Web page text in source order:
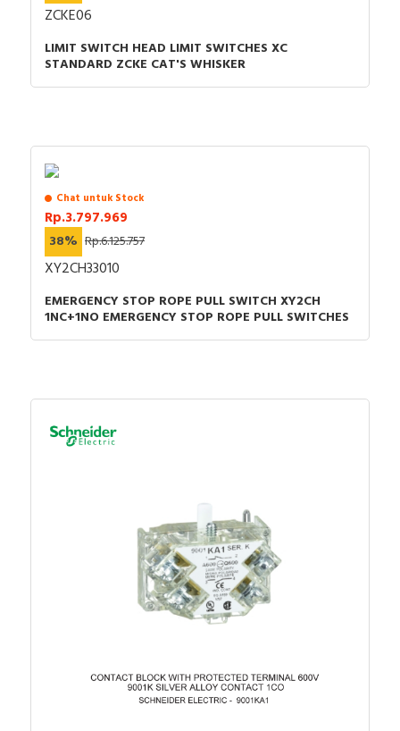
ZCKE06
LIMIT SWITCH HEAD LIMIT SWITCHES XC
STANDARD ZCKE CAT'S WHISKER
Chat untuk Stock
Rp.3.797.969
38% Rp.6.125.757
XY2CH33010
EMERGENCY STOP ROPE PULL SWITCH XY2CH
1NC+1NO EMERGENCY STOP ROPE PULL SWITCHES